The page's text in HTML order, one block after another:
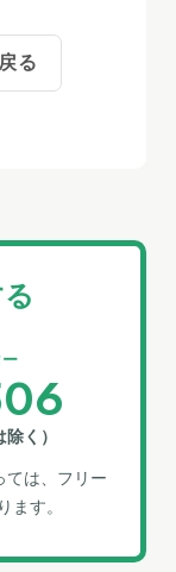
る
く）
ては、フリー
ます。